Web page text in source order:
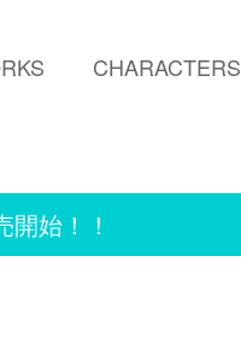
CHARACTERS
始！！